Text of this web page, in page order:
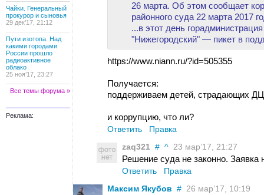
Чайки. Генеральный
прокурор и сыновья
29 дек’17, 21:12
Пути изотопа. Над
какими городами
России прошло
радиоактивное
облако
25 ноя’17, 23:27
Все темы форума »
Реклама:
26 марта. Об этом сообщает
районного суда 22 марта 2017
...в этот день
"Нижегородский" — пикет в
https://www.niann.ru/?id=505355
Получается:
поддерживаем детей, страдающих
и коррупцию, что ли?
Ответить
Правка
zaq321 # ^ 23 мар’17, 21:27
Решение суда не законно. Заявка
Ответить
Правка
Максим Якубов # 26 мар’17, 10:19